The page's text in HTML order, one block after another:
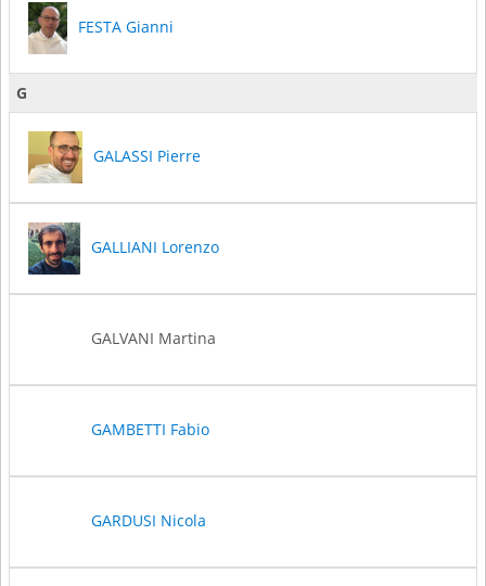
FESTA Gianni
G
GALASSI Pierre
GALLIANI Lorenzo
GALVANI Martina
GAMBETTI Fabio
GARDUSI Nicola